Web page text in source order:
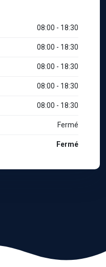
08:00 - 18:30
08:00 - 18:30
08:00 - 18:30
08:00 - 18:30
08:00 - 18:30
Fermé
Fermé